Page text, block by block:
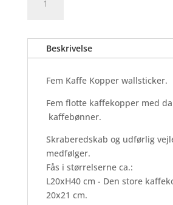
Kaffe
Wallsticker
Beskrivelse
Fem Kaffe Kopper wallsticker.
Fem flotte kaffekopper med
kaffebønner.
Skraberedskab og udførlig
medfølger.
Fås i størrelserne ca.:
L20xH40 cm - Den store
20x21 cm.